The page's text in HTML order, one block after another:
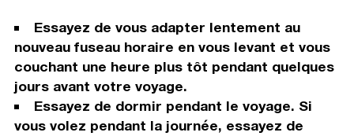
Essayez de vous adapter lentement au
nouveau fuseau horaire en vous levant et vous
couchant une heure plus tôt pendant quelques
jours avant votre voyage.
Essayez de dormir pendant le voyage. Si
vous volez pendant la journée, essayez de